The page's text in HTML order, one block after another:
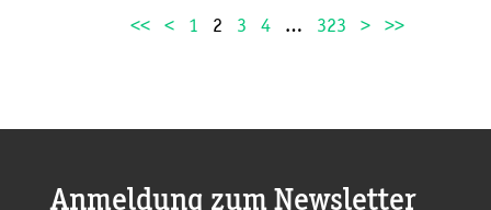
<< < 1 2 3 4 … 323 > >>
Anmeldung zum Newsletter